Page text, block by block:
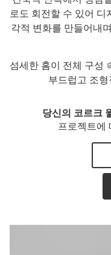
로도 회전할 수 있어 디
각적 변화를 만들어내
섬세한 홈이 전체 구성
부드럽고 조
당신의 코르크
프로젝트에